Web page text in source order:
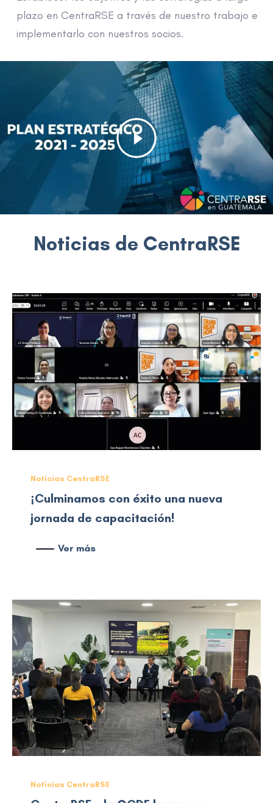
plazo en CentraRSE a través de nuestro trabajo e
implementarlo con nuestros socios.
Noticias de CentraRSE
Noticias CentraRSE
¡Culminamos con éxito una nueva
jornada de capacitación!
Ver más
Noticias CentraRSE